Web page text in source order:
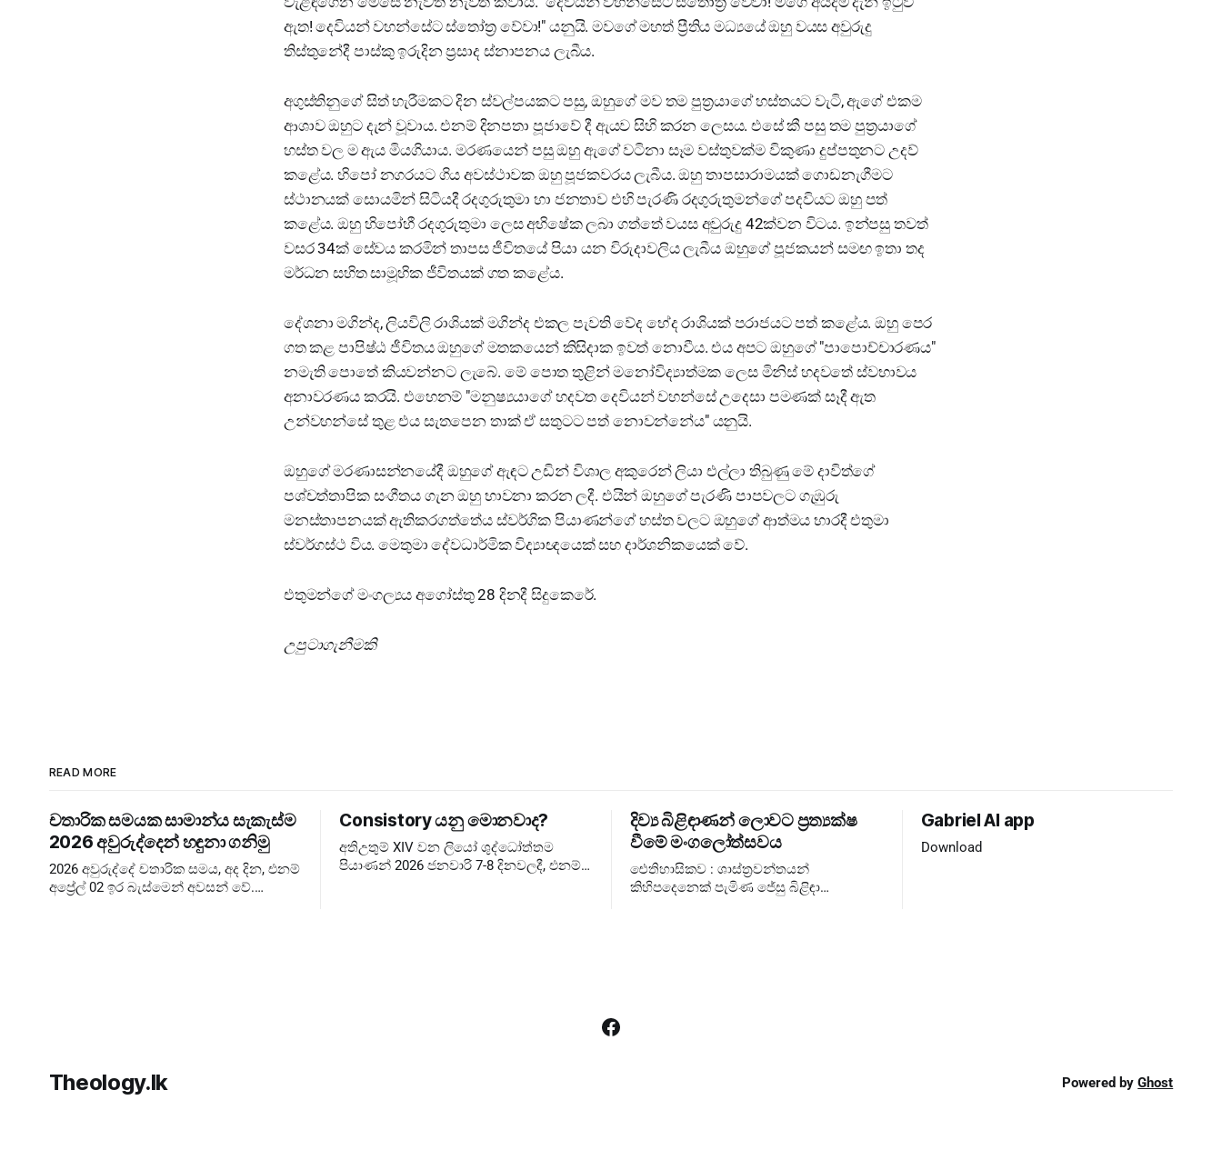
ඇත! දෙවියන් වහන්සේට ස්තෝත්‍ර වේවා!" යනුයි. මවගේ මහත් ප්‍රීතිය මධ්‍යයේ ඔහු වයස අවුරුදු
තිස්තුනේදී පාස්කු ඉරුදින ප්‍රසාද ස්නාපනය ලැබීය.
අගුස්තිනුගේ සිත් හැරීමකට දින ස්වල්පයකට පසු, ඔහුගේ මව තම පුත්‍රයාගේ හස්තයට වැටි, ඇගේ එකම
ආශාව ඔහුට දැන් වූවාය. එනම් දිනපතා පූජාවේ දී ඇයව සිහි කරන ලෙසය. එසේ කී පසු තම පුත්‍රයාගේ
හස්ත වල ම ඇය මියගියාය. මරණයෙන් පසු ඔහු ඇගේ වටිනා සෑම වස්තුවක්ම විකුණා දුප්පතුනට උදව්
කළේය. හිපෝ නගරයට ගිය අවස්ථාවක ඔහු පූජකවරය ලැබීය. ඔහු තාපසාරාමයක් ගොඩනැගීමට
ස්ථානයක් සොයමින් සිටියදී රදගුරුතුමා හා ජනතාව එහි පැරණි රදගුරුතුමන්ගේ පදවියට ඔහු පත්
කළේය. ඔහු හිපෝහී රදගුරුතුමා ලෙස අභිෂේක ලබා ගත්තේ වයස අවුරුදු 42ක්වන විටය. ඉන්පසු තවත්
වසර 34ක් සේවය කරමින් තාපස ජීවිතයේ පියා යන විරුදාවලිය ලැබීය ඔහුගේ පූජකයන් සමඟ ඉතා තද
මර්ධන සහිත සාමූහික ජීවිතයක් ගත කළේය.
දේශනා මගින්ද, ලියවිලි රාශියක් මගින්ද එකල පැවති වේද භේද රාශියක් පරාජයට පත් කළේය. ඔහු පෙර
ගත කළ පාපිෂ්ඨ ජීවිතය ඔහුගේ මතකයෙන් කිසිදාක ඉවත් නොවීය. එය අපට ඔහුගේ "පාපොච්චාරණය"
නමැති පොතේ කියවන්නට ලැබේ. මේ පොත තුළින් මනෝවිද්‍යාත්මක ලෙස මිනිස් හදවතේ ස්වභාවය
අනාවරණය කරයි. එහෙනම් "මනුෂ්‍යයාගේ හදවත දෙවියන් වහන්සේ උදෙසා පමණක් සෑදී ඇත
උන්වහන්සේ තුළ එය සැතපෙන තාක් ඒ සතුටට පත් නොවන්නේය" යනුයි.
ඔහුගේ මරණාසන්නයේදී ඔහුගේ ඇඳට උඩින් විශාල අකුරෙන් ලියා එල්ලා තිබුණු මේ දාවිත්ගේ
පශ්චත්තාපික සංගීතය ගැන ඔහු භාවනා කරන ලදී. එයින් ඔහුගේ පැරණි පාපවලට ගැඹුරු
මනස්තාපනයක් ඇතිකරගත්තේය ස්වර්ගික පියාණන්ගේ හස්ත වලට ඔහුගේ ආත්මය භාරදී එතුමා
ස්වර්ගස්ථ විය. මෙතුමා දේවධාර්මික විද්‍යාඥයෙක් සහ දාර්ශනිකයෙක් වේ.
එතුමන්ගේ මංගල්‍යය අගෝස්තු 28 දිනදී සිදුකෙරේ.
උපුටාගැනීමකි
READ MORE
චතාරික සමයක සාමාන්ය සැකැස්ම
2026 අවුරුද්දෙන් හඳුනා ගනිමු
2026 අවුරුද්දේ චතාරික සමය, අද දින, එනම්
අප්‍රේල් 02 ඉර බැස්මෙන් අවසන් වේ.
Consistory යනු මොනවාද?
අතිඋතුම් XIV වන ලියෝ ශුද්ධෝත්තම
පියාණන් 2026 ජනවාරි 7-8 දිනවලදී, එනම්
දිව්‍ය බිළිඳාණන් ලොවට ප්‍රත්‍යක්ෂ
වීමේ මංගලෝත්සවය
ඓතිහාසිකව : ශාස්ත්‍රවන්තයන්
කිහිපදෙනෙක් පැමිණ ජේසු බිළිඳා
Gabriel AI app
Download
Theology.lk Powered byGhost